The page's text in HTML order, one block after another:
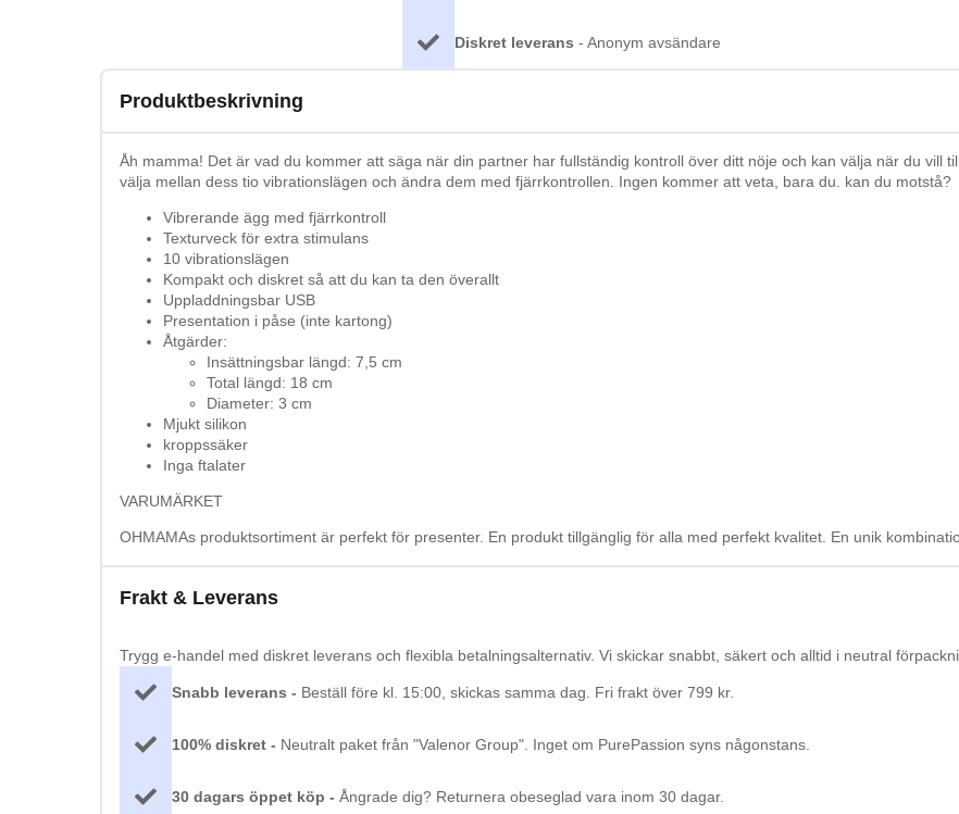
Diskret leverans - Anonym avsändare
Produktbeskrivning
Åh mamma! Det är vad du kommer att säga när din partner har fullständig kontroll över ditt nöje och kan välja när du vill
välja mellan dess tio vibrationslägen och ändra dem med fjärrkontrollen. Ingen kommer att veta, bara du. kan du motstå?
Vibrerande ägg med fjärrkontroll
Texturveck för extra stimulans
10 vibrationslägen
Kompakt och diskret så att du kan ta den överallt
Uppladdningsbar USB
Presentation i påse (inte kartong)
Åtgärder:
Insättningsbar längd: 7,5 cm
Total längd: 18 cm
Diameter: 3 cm
Mjukt silikon
kroppssäker
Inga ftalater
VARUMÄRKET
OHMAMAs produktsortiment är perfekt för presenter. En produkt tillgänglig för alla med perfekt kvalitet. En unik
Frakt & Leverans
Trygg e-handel med diskret leverans och flexibla betalningsalternativ. Vi skickar snabbt, säkert och alltid i neutral
Snabb leverans - Beställ före kl. 15:00, skickas samma dag. Fri frakt över 799 kr.
100% diskret - Neutralt paket från "Valenor Group". Inget om PurePassion syns någonstans.
30 dagars öppet köp - Ångrade dig? Returnera obeseglad vara inom 30 dagar.